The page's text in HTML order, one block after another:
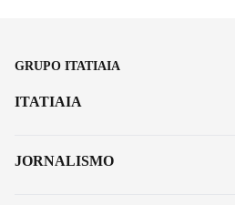
GRUPO ITATIAIA
ITATIAIA
JORNALISMO